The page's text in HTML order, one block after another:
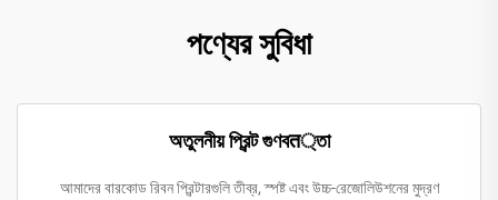
পণ্যের সুবিধা
অতুলনীয় প্রিন্ট গুণবत্তা
আমাদের বারকোড রিবন প্রিন্টারগুলি তীব্র, স্পষ্ট এবং উচ্চ-রেজোলিউশনের মুদ্রণ